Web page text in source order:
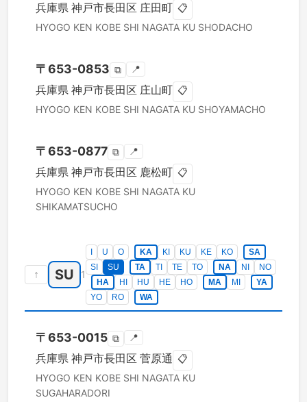
兵庫県 神戸市長田区 庄田町 📋
HYOGO KEN KOBE SHI NAGATA KU SHODACHO
〒653-0853 ⧉ 📍
兵庫県 神戸市長田区 庄山町 📋
HYOGO KEN KOBE SHI NAGATA KU SHOYAMACHO
〒653-0877 ⧉ 📍
兵庫県 神戸市長田区 鹿松町 📋
HYOGO KEN KOBE SHI NAGATA KU
SHIKAMATSUCHO
↑ SU 1
U O KA KI KU KE KO
SA
SI
SU TA TI TE TO NA NI
NO
HA
HI HU HE HO MA MI
YA
YO
RO WA
〒653-0015 ⧉ 📍
兵庫県 神戸市長田区 菅原通 📋
HYOGO KEN KOBE SHI NAGATA KU
SUGAHARADORI